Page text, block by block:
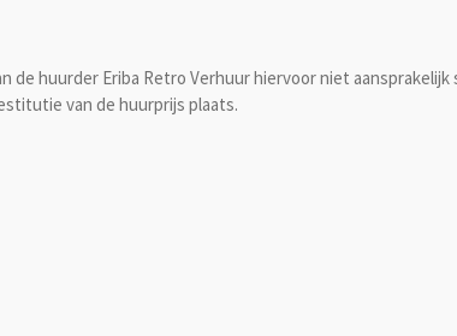
de huurder Eriba Retro Verhuur hiervoor niet aansprakelijk
van de huurprijs plaats.